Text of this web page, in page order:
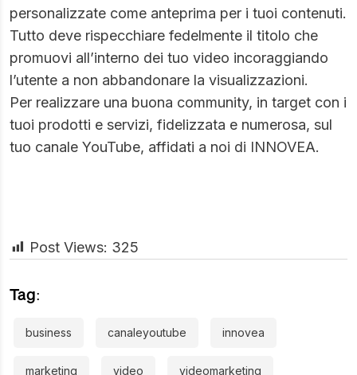
personalizzate come anteprima per i tuoi contenuti.
Tutto deve rispecchiare fedelmente il titolo che
promuovi all’interno dei tuo video incoraggiando
l’utente a non abbandonare la visualizzazioni.
Per realizzare una buona community, in target con i
tuoi prodotti e servizi, fidelizzata e numerosa, sul
tuo canale YouTube, affidati a noi di INNOVEA.
Post Views: 325
Tag:
business canaleyoutube innovea
marketing video videomarketing